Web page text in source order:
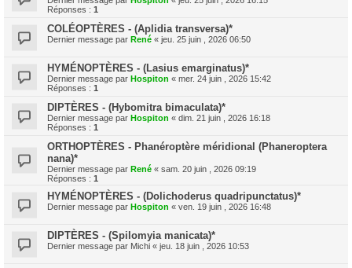
Réponses : 1
COLÉOPTÈRES - (Aplidia transversa)*
Dernier message par René « jeu. 25 juin , 2026 06:50
HYMÉNOPTÈRES - (Lasius emarginatus)*
Dernier message par Hospiton « mer. 24 juin , 2026 15:42
Réponses : 1
DIPTÈRES - (Hybomitra bimaculata)*
Dernier message par Hospiton « dim. 21 juin , 2026 16:18
Réponses : 1
ORTHOPTÈRES - Phanéroptère méridional (Phaneroptera
nana)*
Dernier message par René « sam. 20 juin , 2026 09:19
Réponses : 1
HYMÉNOPTÈRES - (Dolichoderus quadripunctatus)*
Dernier message par Hospiton « ven. 19 juin , 2026 16:48
DIPTÈRES - (Spilomyia manicata)*
Dernier message par Michi « jeu. 18 juin , 2026 10:53